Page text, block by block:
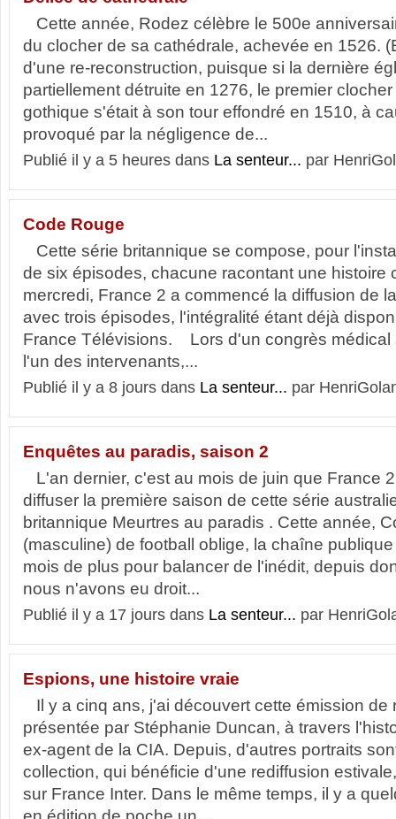
Cette année, Rodez célèbre le 500e
du clocher de sa cathédrale, achevée en 1526.
d'une re-reconstruction, puisque si la dernière
partiellement détruite en 1276, le premier
gothique s'était à son tour effondré en 1510, à
provoqué par la négligence de...
Publié il y a 5 heures dans La senteur... par
Code Rouge
Cette série britannique se compose, pour
de six épisodes, chacune racontant une histoire
mercredi, France 2 a commencé la diffusion de
avec trois épisodes, l'intégralité étant déjà
France Télévisions. Lors d'un congrès médical
l'un des intervenants,...
Publié il y a 8 jours dans La senteur... par
Enquêtes au paradis, saison 2
L'an dernier, c'est au mois de juin que France
diffuser la première saison de cette série
britannique Meurtres au paradis . Cette année,
(masculine) de football oblige, la chaîne
mois de plus pour balancer de l'inédit, depuis
nous n'avons eu droit...
Publié il y a 17 jours dans La senteur... par
Espions, une histoire vraie
Il y a cinq ans, j'ai découvert cette émission de
présentée par Stéphanie Duncan, à travers
ex-agent de la CIA. Depuis, d'autres portraits
collection, qui bénéficie d'une rediffusion
sur France Inter. Dans le même temps, il y a